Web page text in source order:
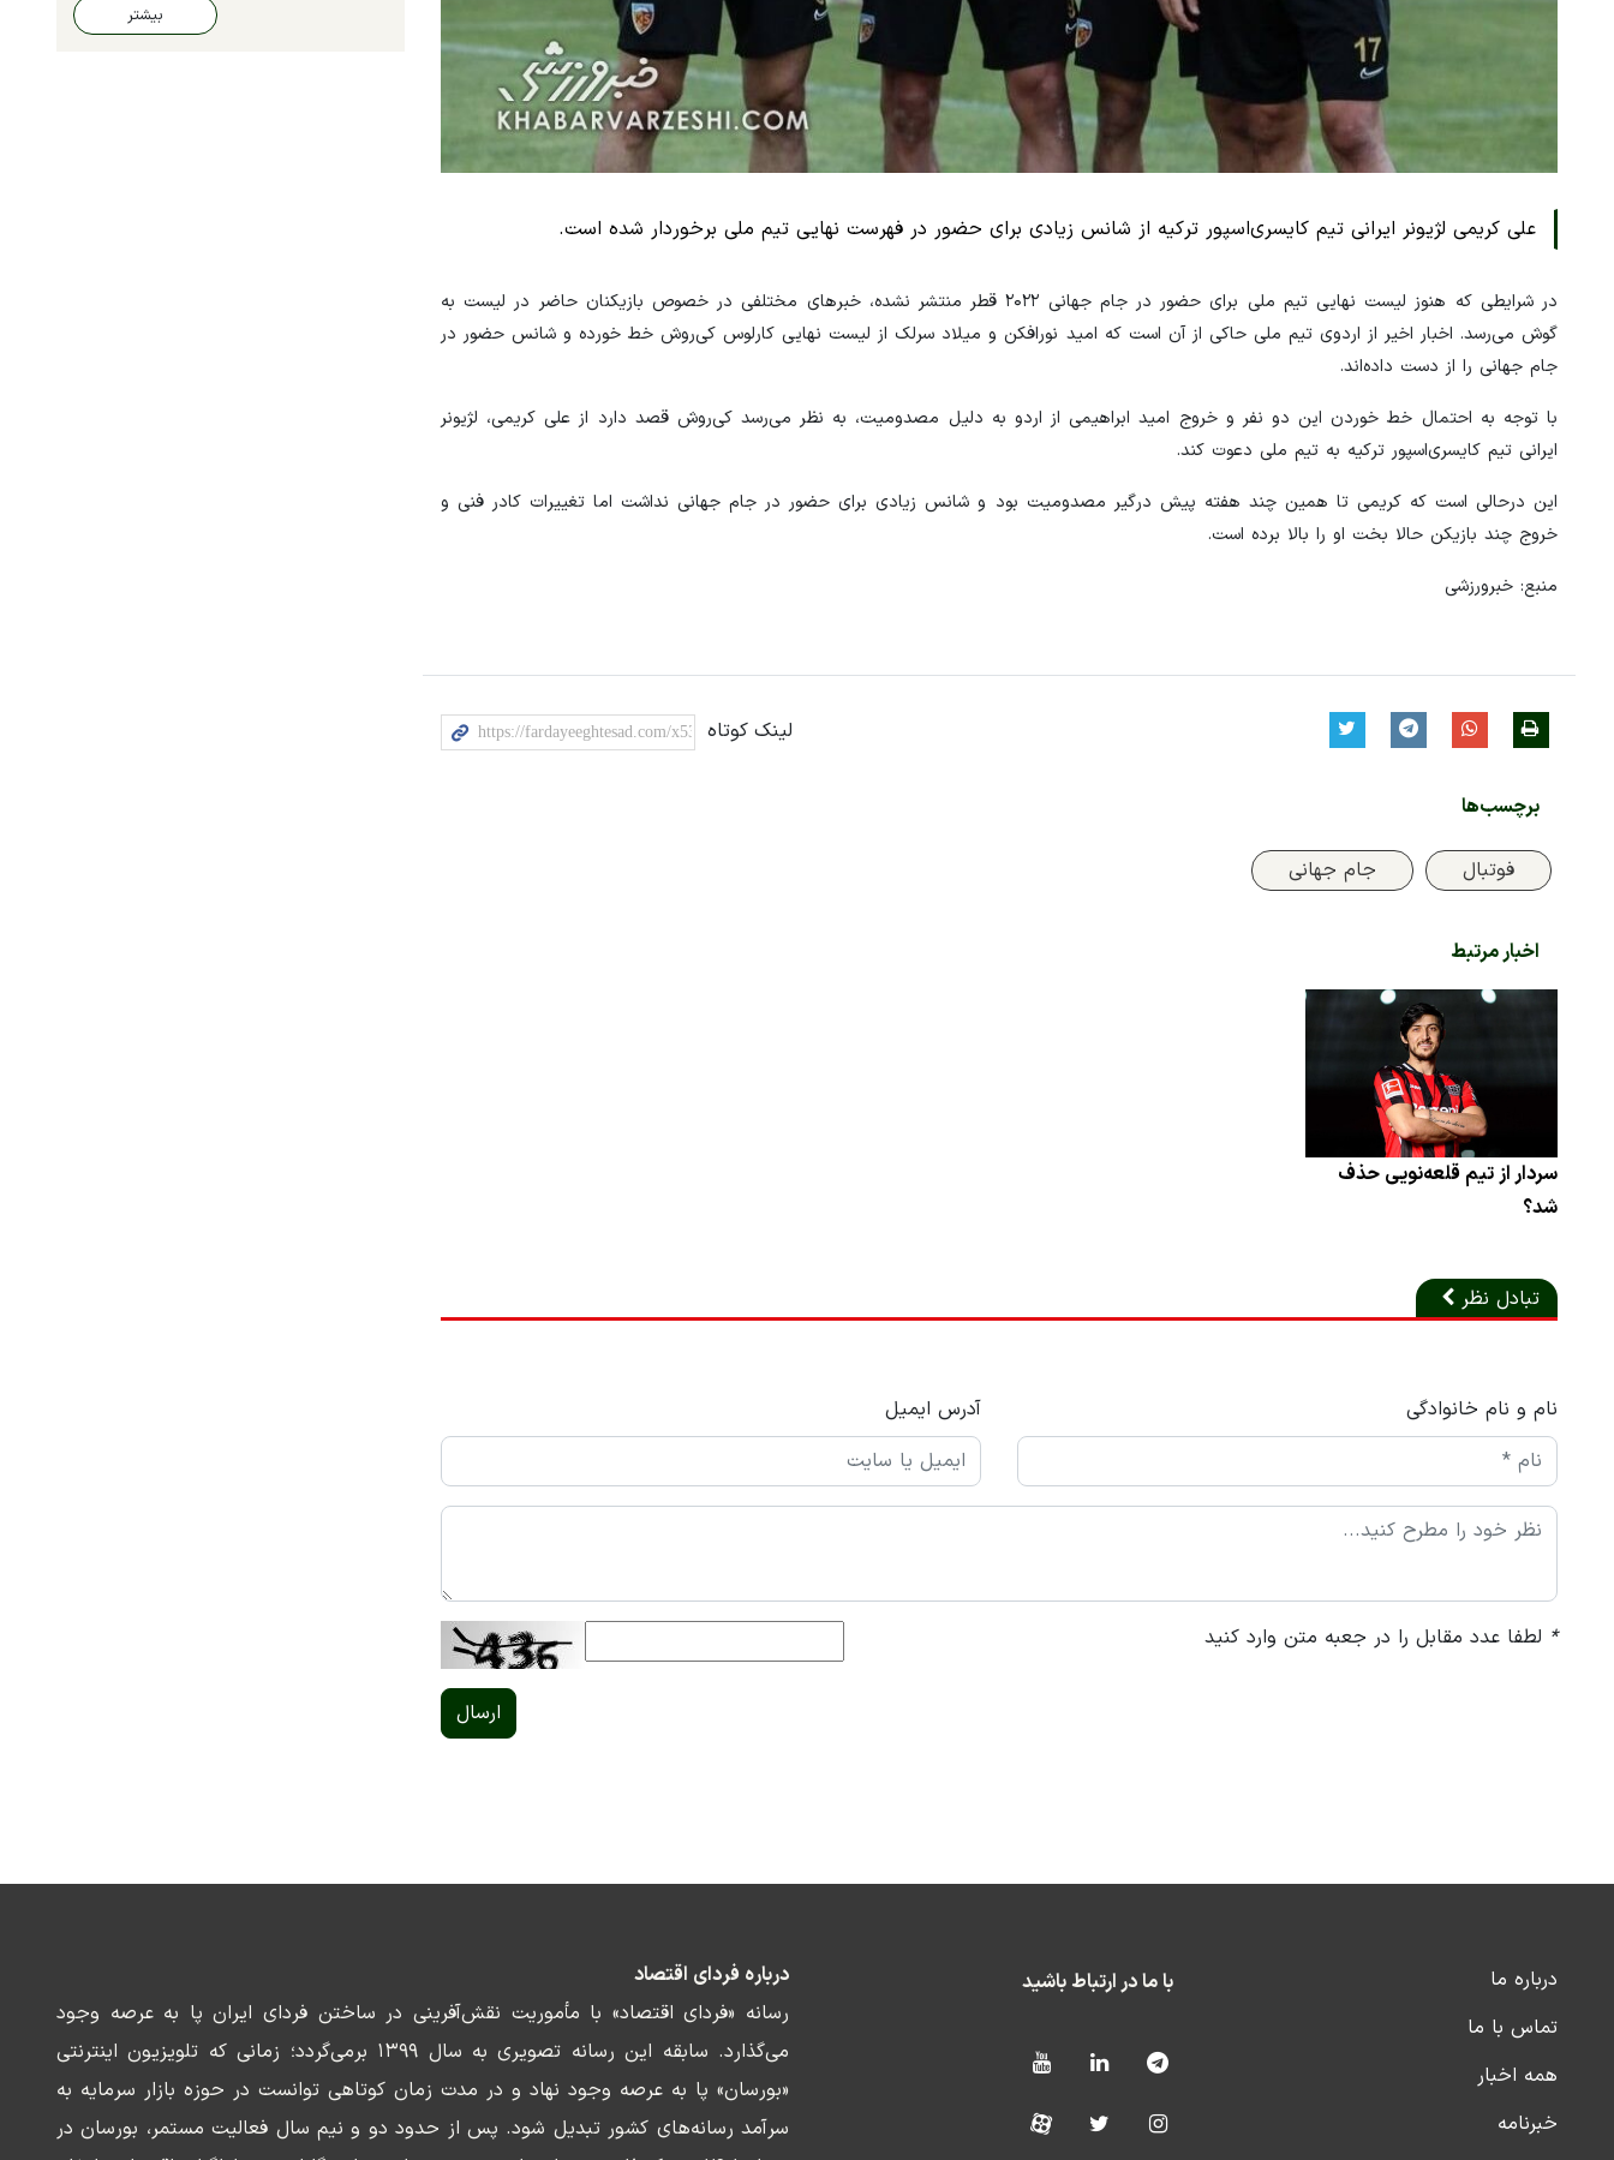
علی کریمی لژیونر ایرانی تیم کایسری‌اسپور ترکیه از شانس زیادی برای حضور در فهرست نهایی تیم ملی برخوردار شده است.
در شرایطی که هنوز لیست نهایی تیم ملی برای حضور در جام جهانی ۲۰۲۲ قطر منتشر نشده، خبرهای مختلفی در خصوص بازیکنان حاضر در لیست به
گوش می‌رسد. اخبار اخیر از اردوی تیم ملی حاکی از آن است که امید نورافکن و میلاد سرلک از لیست نهایی کارلوس کی‌روش خط خورده و شانس حضور در
جام جهانی را از دست داده‌اند.
با توجه به احتمال خط خوردن این دو نفر و خروج امید ابراهیمی از اردو به دلیل مصدومیت، به نظر می‌رسد کی‌روش قصد دارد از علی کریمی، لژیونر
ایرانی تیم کایسری‌اسپور ترکیه به تیم ملی دعوت کند.
این درحالی است که کریمی تا همین چند هفته پیش درگیر مصدومیت بود و شانس زیادی برای حضور در جام جهانی نداشت اما تغییرات کادر فنی و
خروج چند بازیکن حالا بخت او را بالا برده است.
منبع: خبرورزشی
لینک کوتاه
برچسب‌ها
فوتبال جام جهانی
اخبار مرتبط
سردار از تیم قلعه‌نویی حذف
شد؟
تبادل نظر
نام و نام خانوادگی آدرس ایمیل
* لطفا عدد مقابل را در جعبه متن وارد کنید
ارسال
بیشتر
درباره ما
تماس با ما
همه اخبار
خبرنامه
با ما در ارتباط باشید
درباره فردای اقتصاد
رسانه «فردای اقتصاد» با مأموریت نقش‌آفرینی در ساختن فردای ایران پا به عرصه وجود
می‌گذارد. سابقه این رسانه تصویری به سال ۱۳۹۹ برمی‌گردد؛ زمانی که تلویزیون اینترنتی
«بورسان» پا به عرصه وجود نهاد و در مدت زمان کوتاهی توانست در حوزه بازار سرمایه به
سرآمد رسانه‌های کشور تبدیل شود. پس از حدود دو و نیم سال فعالیت مستمر، بورسان در